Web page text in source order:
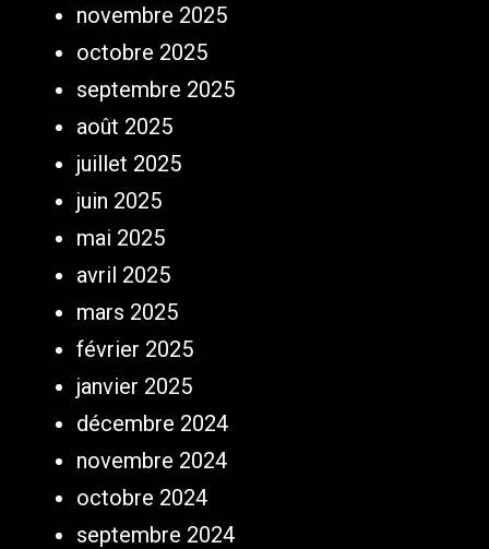
novembre 2025
octobre 2025
septembre 2025
août 2025
juillet 2025
juin 2025
mai 2025
avril 2025
mars 2025
février 2025
janvier 2025
décembre 2024
novembre 2024
octobre 2024
septembre 2024